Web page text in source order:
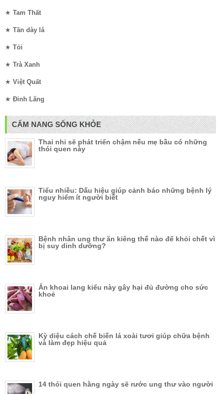
★ Tam Thất
★ Tần dày lá
★ Tỏi
★ Trà Xanh
★ Việt Quất
★ Đinh Lăng
CẨM NANG SỐNG KHỎE
Thai nhi sẽ phát triển chậm nếu mẹ bầu có những
thói quen này
Tiểu nhiều: Dấu hiệu giúp cảnh báo những bệnh lý
nguy hiểm ít người biết
Bệnh nhân ung thư ăn kiêng thế nào để khỏi chết vì
bị suy dinh dưỡng?
Ăn khoai lang kiểu này gây hại đủ đường cho sức
khoẻ
Kỳ diệu cách chế biến lá xoài tươi giúp chữa bệnh
và làm đẹp hiệu quả
14 thói quen hằng ngày sẽ rước ung thư vào người